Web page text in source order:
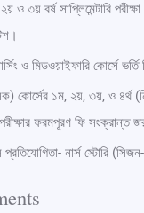
ও ৩য় বর্ষ সাপ্লিমেন্টারি
ও মিডওয়াইফারি কোর্সে ভর্তি
কোর্সের ১ম, ২য়, ৩য়, ও ৪র্থ
পরীক্ষার ফরমপূরণ ফি সংক্রান্ত
প্রতিযোগিতা- নার্স স্টোরি